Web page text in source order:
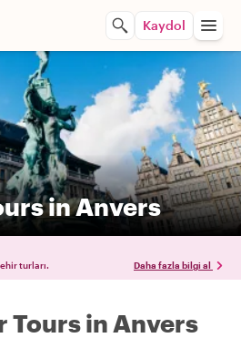
Kaydol
in Anvers
turları. Daha fazla bilgi al
Tours in Anvers